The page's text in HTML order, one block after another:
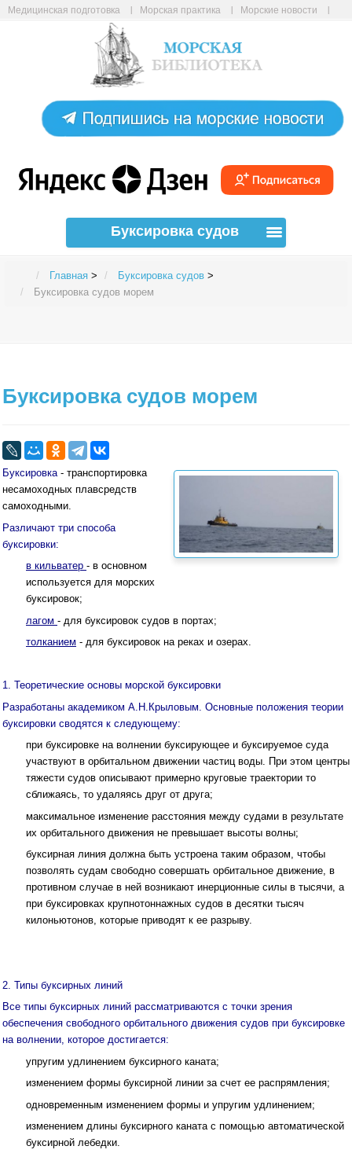
Медицинская подготовка Морская практика
Морские новости
Авиабилеты онлайн
Буксировка судов
Главная > Буксировка судов >
Буксировка судов морем
Буксировка судов морем
Буксировка- транспортировка
несамоходных плавсредств
самоходными.
Различают три способа
буксировки:
в кильватер - в основном
используется для морских
буксировок;
лагом - для буксировок судов в портах;
толканием - для буксировок на реках и озерах.
1. Теоретические основы морской буксировки
Разработаны академиком А.Н.Крыловым. Основные положения теории
буксировки сводятся к следующему:
при буксировке на волнении буксирующее и буксируемое суда
участвуют в орбитальном движении частиц воды. При этом центры
тяжести судов описывают примерно круговые траектории то
сближаясь, то удаляясь друг от друга;
максимальное изменение расстояния между судами в результате
их орбитального движения не превышает высоты волны;
буксирная линия должна быть устроена таким образом, чтобы
позволять судам свободно совершать орбитальное движение, в
противном случае в ней возникают инерционные силы в тысячи, а
при буксировках крупнотоннажных судов в десятки тысяч
килоньютонов, которые приводят к ее разрыву.
2. Типы буксирных линий
Все типы буксирных линий рассматриваются с точки зрения
обеспечения свободного орбитального движения судов при буксировке
на волнении, которое достигается:
упругим удлинением буксирного каната;
изменением формы буксирной линии за счет ее распрямления;
одновременным изменением формы и упругим удлинением;
изменением длины буксирного каната с помощью автоматической
буксирной лебедки.